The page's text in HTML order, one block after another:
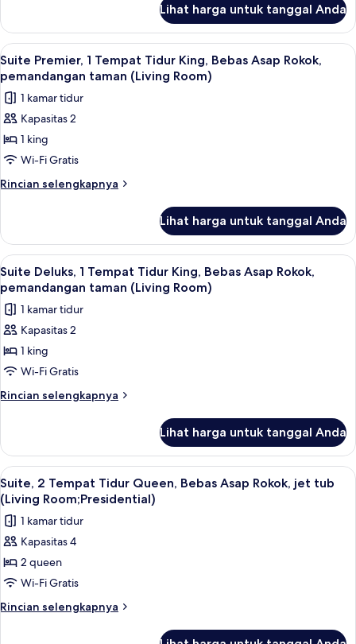
Bebas
Asap
Rokok,
pemandangan
kota
(Living
Room)
Suite
Premier,
1
Tempat
Tidur
King,
Bebas
Rokok,
pemandangan
(Living
Lihat harga untuk tanggal Anda
Lihat
semua
foto
untuk
Suite
Premier,
1
Tempat
Bebas
Asap
Rokok,
pemandangan
taman
(Living
Room)
Seprai premium, isi minibar gratis,
2
Suite Premier, 1 Tempat Tidur King, Bebas Asap Rokok,
pemandangan taman (Living Room)
1 kamar tidur
Kapasitas 2
1 king
Wi-Fi Gratis
Rincian selengkapnya
Rincian
Suite
Premier,
1
Tempat
Tidur
King,
Bebas
Rokok,
pemandangan
(Living
Lihat harga untuk tanggal Anda
Lihat
semua
foto
untuk
Suite
Deluks,
1
Tempat
Bebas
Asap
Rokok,
pemandangan
taman
(Living
Room)
Seprai premium, isi minibar gratis,
4
Suite Deluks, 1 Tempat Tidur King, Bebas Asap Rokok,
pemandangan taman (Living Room)
1 kamar tidur
Kapasitas 2
1 king
Wi-Fi Gratis
Rincian selengkapnya
Rincian
Suite
Deluks,
1
Tempat
Tidur
King,
Bebas
Rokok,
pemandangan
(Living
Lihat harga untuk tanggal Anda
Lihat
semua
foto
untuk
Suite,
2
Tempat
Tidur
Suite, 2 Tempat Tidur Queen,
6
Suite, 2 Tempat Tidur Queen, Bebas Asap Rokok, jet tub
(Living Room;Presidential)
1 kamar tidur
Kapasitas 4
2 queen
Wi-Fi Gratis
Rincian selengkapnya
Rincian